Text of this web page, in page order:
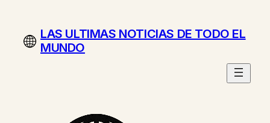
contenidoLAS ULTIMAS NOTICIAS DE TODO EL
MUNDO